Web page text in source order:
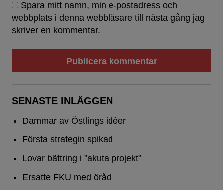
Spara mitt namn, min e-postadress och
webbplats i denna webbläsare till nästa gång jag
skriver en kommentar.
SENASTE INLÄGGEN
Dammar av Östlings idéer
Första strategin spikad
Lovar bättring i ”akuta projekt”
Ersatte FKU med öråd